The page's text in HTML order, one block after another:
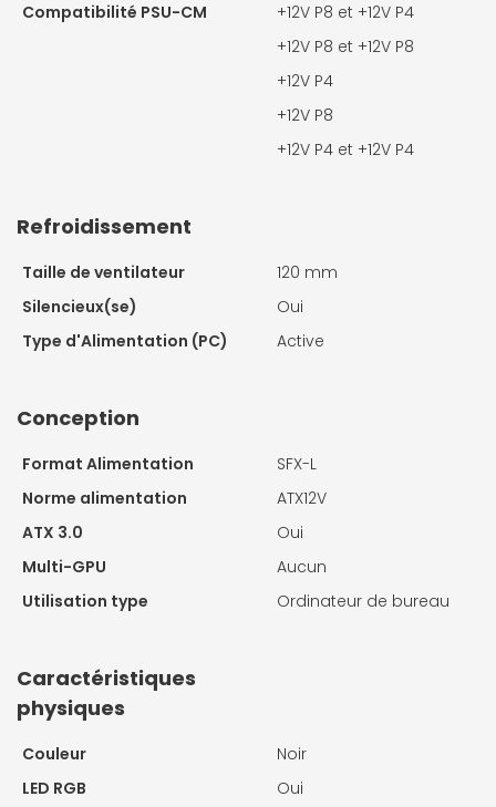
Compatibilité PSU-CM
+12V P8 et +12V P4
+12V P8 et +12V P8
+12V P4
+12V P8
+12V P4 et +12V P4
Refroidissement
Taille de ventilateur
120 mm
Silencieux(se)
Oui
Type d'Alimentation (PC)
Active
Conception
Format Alimentation
SFX-L
Norme alimentation
ATX12V
ATX 3.0
Oui
Multi-GPU
Aucun
Utilisation type
Ordinateur de bureau
Caractéristiques
physiques
Couleur
Noir
LED RGB
Oui